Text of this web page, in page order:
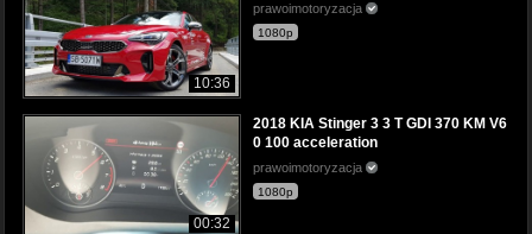
10:36
prawoimotoryzacja
1080p
00:32
2018 KIA Stinger 3 3 T GDI 370 KM V6
0 100 acceleration
prawoimotoryzacja
1080p